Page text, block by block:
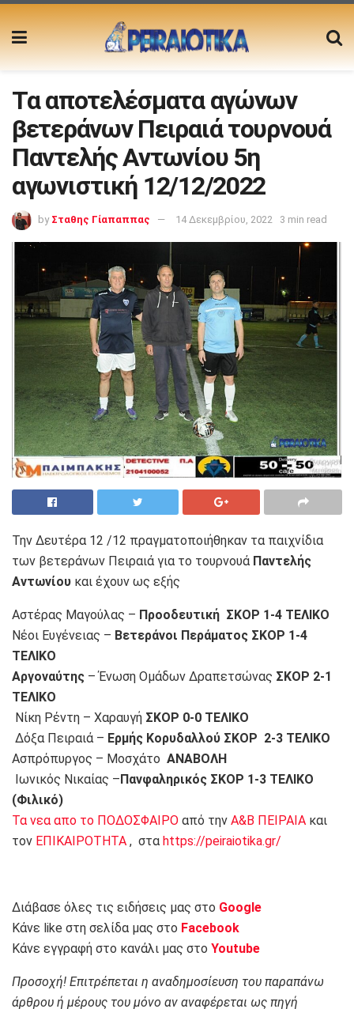
Τα αποτελέσματα αγώνων
βετεράνων Πειραιά τουρνουά
Παντελής Αντωνίου 5η
αγωνιστική 12/12/2022
by Σταθης Γίαπαππας 14 Δεκεμβρίου, 2022 3 min read
Την Δευτέρα 12 /12 πραγματοποιήθηκαν τα παιχνίδια
των βετεράνων Πειραιά για το τουρνουά Παντελής
Αντωνίου και έχουν ως εξής
Αστέρας Μαγούλας – Προοδευτική ΣΚΟΡ 1-4 ΤΕΛΙΚΟ
Νέοι Ευγένειας – Βετεράνοι Περάματος ΣΚΟΡ 1-4
ΤΕΛΙΚΟ
Αργοναύτης – Ένωση Ομάδων Δραπετσώνας ΣΚΟΡ 2-1
ΤΕΛΙΚΟ
Νίκη Ρέντη – Χαραυγή ΣΚΟΡ 0-0 ΤΕΛΙΚΟ
Δόξα Πειραιά – Ερμής Κορυδαλλού ΣΚΟΡ 2-3 ΤΕΛΙΚΟ
Ασπρόπυργος – Μοσχάτο ΑΝΑΒΟΛΗ
Ιωνικός Νικαίας –Πανφαληρικός ΣΚΟΡ 1-3 ΤΕΛΙΚΟ
(Φιλικό)
Τα νεα απο το ΠΟΔΟΣΦΑΙΡΟ από την Α&Β ΠΕΙΡΑΙΑ και
τον ΕΠΙΚΑΙΡΟΤΗΤΑ , στα https://peiraiotika.gr/
Διάβασε όλες τις ειδήσεις μας στο Google
Κάνε like στη σελίδα μας στο Facebook
Κάνε εγγραφή στο κανάλι μας στο Youtube
Προσοχή! Επιτρέπεται η αναδημοσίευση του παραπάνω
άρθρου ή μέρους του μόνο αν αναφέρεται ως πηγή